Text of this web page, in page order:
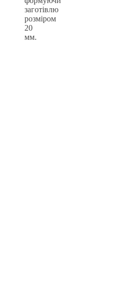
заготівлю
розміром
20
мм.